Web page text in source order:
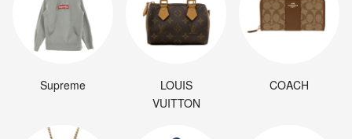
Supreme
LOUIS
VUITTON
COACH